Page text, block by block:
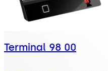
Terminal 98 00